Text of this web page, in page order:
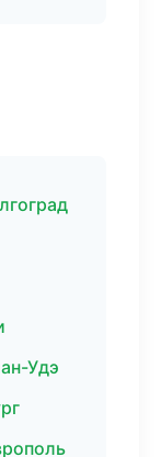
Удэ